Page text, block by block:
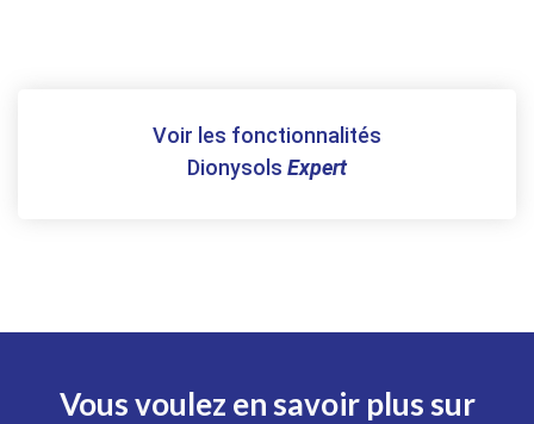
Voir les fonctionnalités
Dionysols Expert
Vous voulez en savoir plus sur